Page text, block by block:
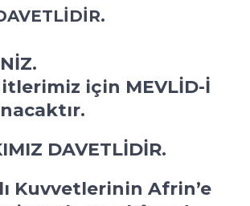
için MEVLİD-İ
DAVETLİDİR.
Kuvvetlerinin Afrin’e